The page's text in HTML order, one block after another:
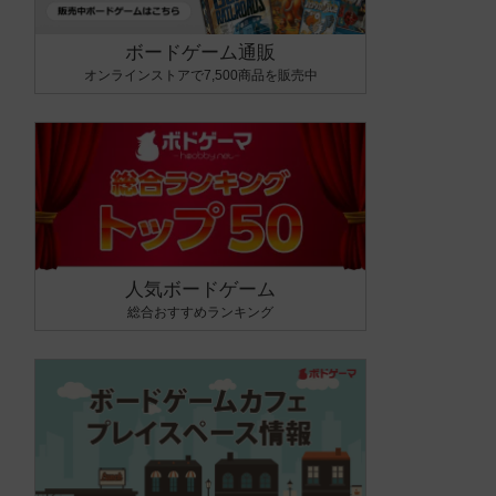
ボードゲーム通販
オンラインストアで7,500商品を販売中
人気ボードゲーム
総合おすすめランキング